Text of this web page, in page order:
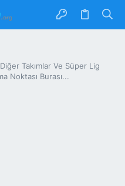
Takımlar Ve Süper Lig
Noktası Burası...